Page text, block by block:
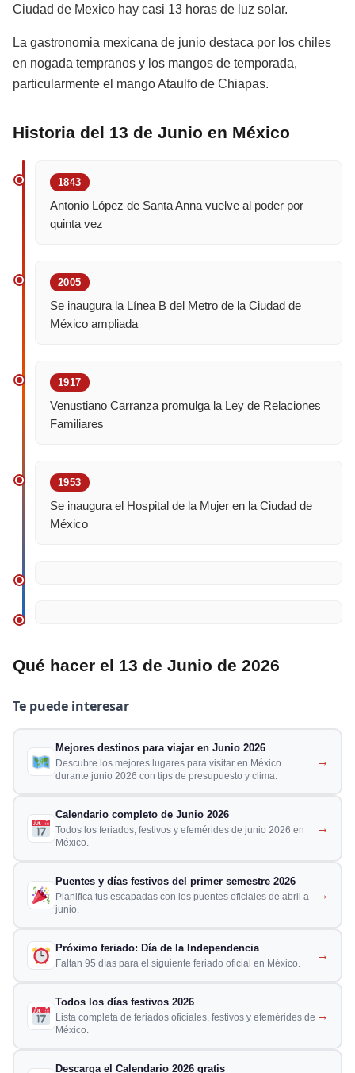
Ciudad de Mexico hay casi 13 horas de luz solar.
La gastronomia mexicana de junio destaca por los chiles
en nogada tempranos y los mangos de temporada,
particularmente el mango Ataulfo de Chiapas.
Historia del 13 de Junio en México
1843
Antonio López de Santa Anna vuelve al poder por
quinta vez
2005
Se inaugura la Línea B del Metro de la Ciudad de
México ampliada
1917
Venustiano Carranza promulga la Ley de Relaciones
Familiares
1953
Se inaugura el Hospital de la Mujer en la Ciudad de
México
Qué hacer el 13 de Junio de 2026
Te puede interesar
Mejores destinos para viajar en Junio 2026
Descubre los mejores lugares para visitar en México
durante junio 2026 con tips de presupuesto y clima.
→
Calendario completo de Junio 2026
Todos los feriados, festivos y efemérides de junio 2026 en
México.
→
Puentes y días festivos del primer semestre 2026
Planifica tus escapadas con los puentes oficiales de abril a
junio.
→
Próximo feriado: Día de la Independencia
Faltan 95 días para el siguiente feriado oficial en México.
→
Todos los días festivos 2026
Lista completa de feriados oficiales, festivos y efemérides de
México.
→
Descarga el Calendario 2026 gratis